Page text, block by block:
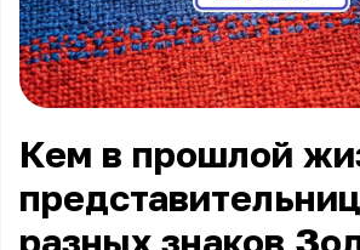
Кем в прошлой